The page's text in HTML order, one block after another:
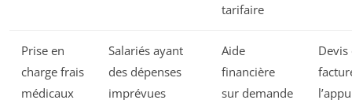
tarifaire
Prise en
charge frais
médicaux
Salariés ayant
des dépenses
imprévues
Aide
financière
sur demande
Devis